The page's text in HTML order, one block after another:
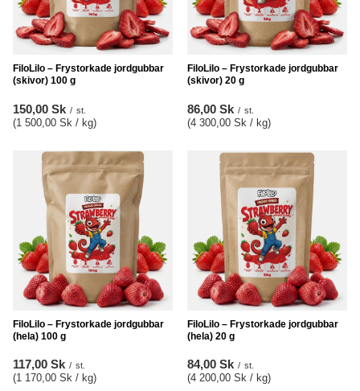
FiloLilo – Frystorkade jordgubbar
(skivor) 100 g
150,00 Sk / st.
(1 500,00 Sk / kg)
FiloLilo – Frystorkade jordgubbar
(skivor) 20 g
86,00 Sk / st.
(4 300,00 Sk / kg)
FiloLilo – Frystorkade jordgubbar
(hela) 100 g
117,00 Sk / st.
(1 170,00 Sk / kg)
FiloLilo – Frystorkade jordgubbar
(hela) 20 g
84,00 Sk / st.
(4 200,00 Sk / kg)